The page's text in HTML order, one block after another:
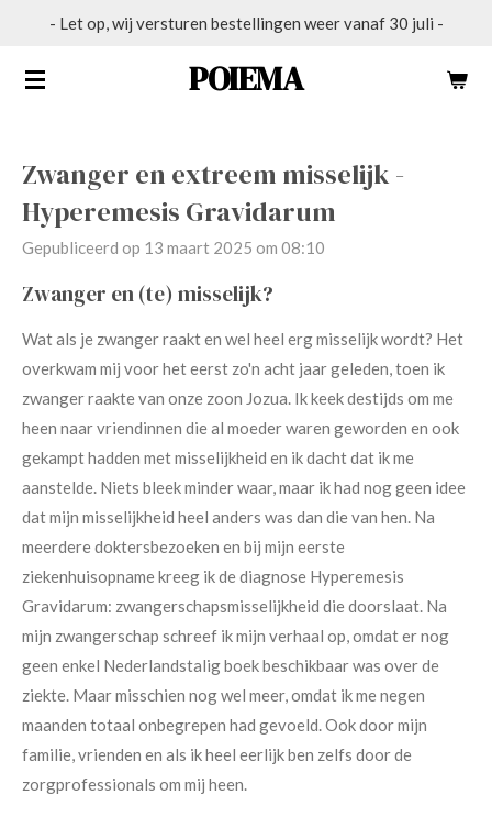
naar
POIĒMA
- Let op, wij versturen bestellingen weer vanaf 30 juli -
Zwanger en extreem misselijk -
Hyperemesis Gravidarum
Gepubliceerd op 13 maart 2025 om 08:10
Zwanger en (te) misselijk?
Wat als je zwanger raakt en wel heel erg misselijk wordt? Het
overkwam mij voor het eerst zo'n acht jaar geleden, toen ik
zwanger raakte van onze zoon Jozua. Ik keek destijds om me
heen naar vriendinnen die al moeder waren geworden en ook
gekampt hadden met misselijkheid en ik dacht dat ik me
aanstelde. Niets bleek minder waar, maar ik had nog geen idee
dat mijn misselijkheid heel anders was dan die van hen. Na
meerdere doktersbezoeken en bij mijn eerste
ziekenhuisopname kreeg ik de diagnose Hyperemesis
Gravidarum: zwangerschapsmisselijkheid die doorslaat. Na
mijn zwangerschap schreef ik mijn verhaal op, omdat er nog
geen enkel Nederlandstalig boek beschikbaar was over de
ziekte. Maar misschien nog wel meer, omdat ik me negen
maanden totaal onbegrepen had gevoeld. Ook door mijn
familie, vrienden en als ik heel eerlijk ben zelfs door de
zorgprofessionals om mij heen.